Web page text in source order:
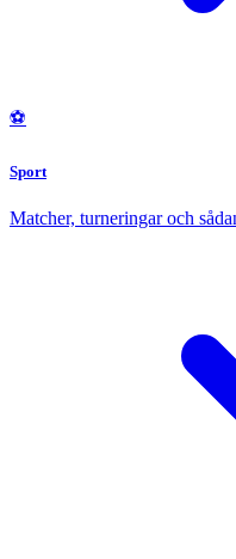
⚽
Sport
Matcher, turneringar och